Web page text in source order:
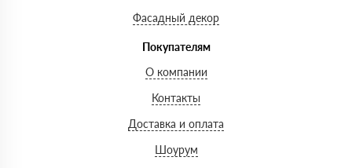
Фасадный декор
Покупателям
О компании
Контакты
Доставка и оплата
Шоурум